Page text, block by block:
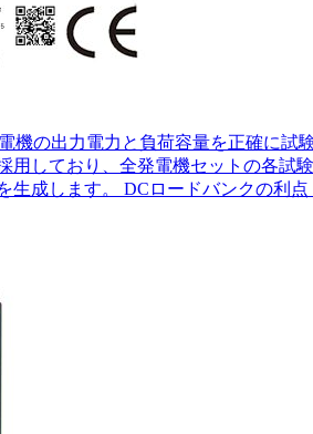
機の出力電力と負荷容量を正確に
用しており、全発電機セットの各
成します。 DCロードバンクの利